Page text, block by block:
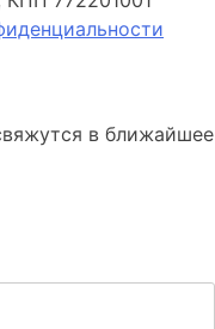
в ближайшее